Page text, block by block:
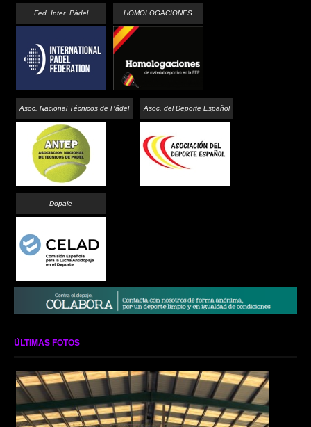
Fed. Inter. Pádel HOMOLOGACIONES
Asoc. Nacional Técnicos de Pádel Asoc. del Deporte Español
Dopaje
ÚLTIMAS FOTOS